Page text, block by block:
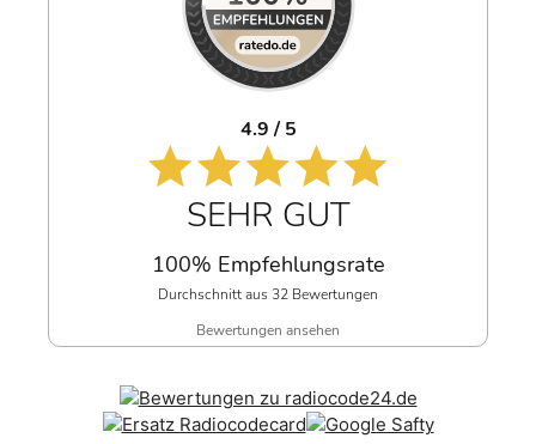
4.9 / 5
SEHR GUT
100% Empfehlungsrate
Durchschnitt aus 32 Bewertungen
Bewertungen ansehen